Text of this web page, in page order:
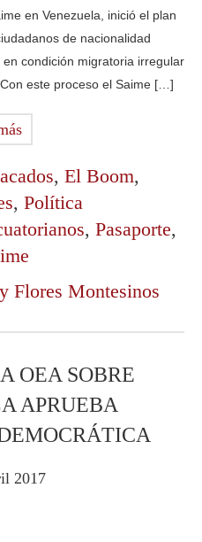
en Venezuela, inició el plan
de nacionalidad
condición migratoria irregular
este proceso el Saime […]
, El Boom,
, Política
, Pasaporte,
Flores Montesinos
OEA SOBRE
APRUEBA
2017